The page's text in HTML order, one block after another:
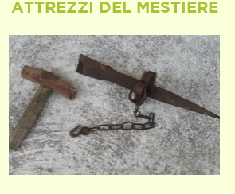
ATTREZZI DEL MESTIERE